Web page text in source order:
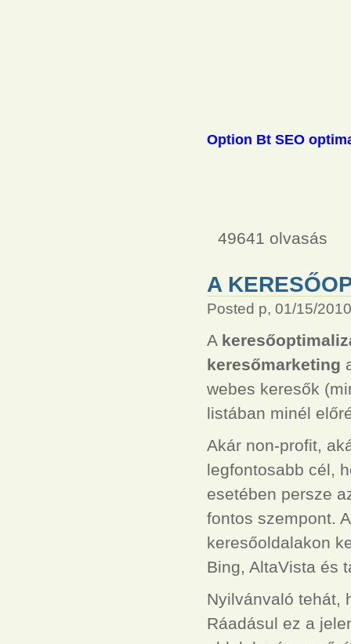
Option Bt SEO
49641 olvasás
A
Posted p, 01/15/
A
keresőmarketing
webes keresők
listában minél
Akár non-profit,
legfontosabb cél,
esetében persze
fontos szempont.
keresőoldalakon
Bing, AltaVista és
Nyilvánvaló tehát,
Ráadásul ez a